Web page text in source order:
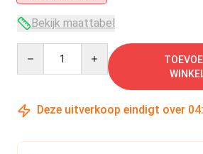
Bekijk maattabel
Deze uitverkoop eindigt over 04: